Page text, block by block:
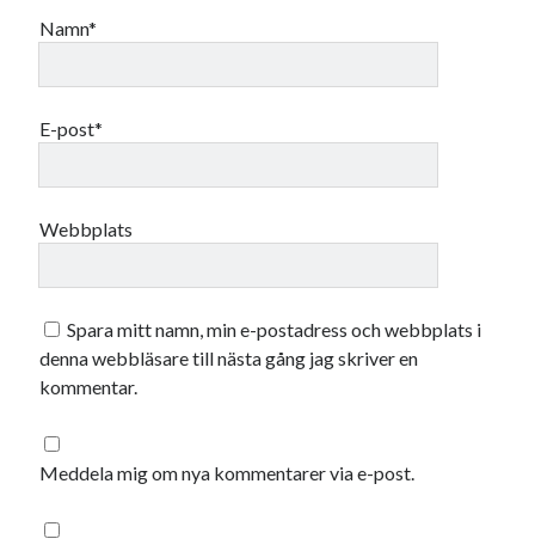
Namn*
E-post*
Webbplats
Spara mitt namn, min e-postadress och webbplats i
denna webbläsare till nästa gång jag skriver en
kommentar.
Meddela mig om nya kommentarer via e-post.